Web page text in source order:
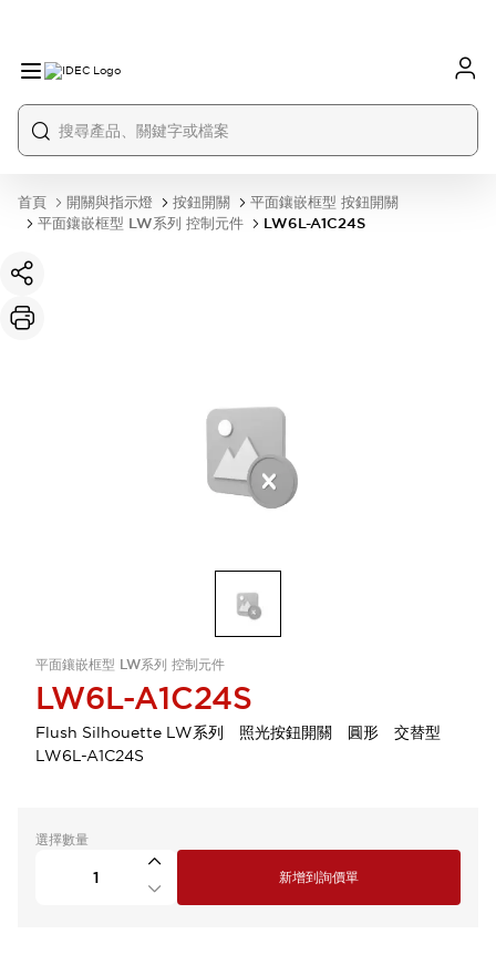
首頁 開關與指示燈 按鈕開關
平面鑲嵌框型 按鈕開關
平面鑲嵌框型 LW系列 控制元件
LW6L-A1C24S
平面鑲嵌框型 LW系列 控制元件
LW6L-A1C24S
Flush Silhouette LW系列 照光按鈕開關 圓形 交替型
LW6L-A1C24S
選擇數量
新增到詢價單